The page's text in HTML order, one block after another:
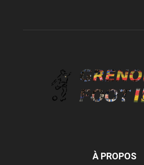
À PROPOS